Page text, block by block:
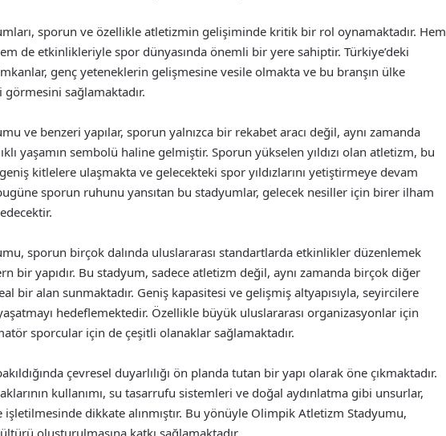
sporun ve özellikle atletizmin gelişiminde kritik bir rol oynamaktadır. Hem
de etkinlikleriyle spor dünyasında önemli bir yere sahiptir. Türkiye’deki
genç yeteneklerin gelişmesine vesile olmakta ve bu branşın ülke
sağlamaktadır.
ve benzeri yapılar, sporun yalnızca bir rekabet aracı değil, aynı zamanda
yaşamın sembolü haline gelmiştir. Sporun yükselen yıldızı olan atletizm, bu
kitlelere ulaşmakta ve gelecekteki spor yıldızlarını yetiştirmeye devam
sporun ruhunu yansıtan bu stadyumlar, gelecek nesiller için birer ilham
sporun birçok dalında uluslararası standartlarda etkinlikler düzenlemek
bir yapıdır. Bu stadyum, sadece atletizm değil, aynı zamanda birçok diğer
bir alan sunmaktadır. Geniş kapasitesi ve gelişmiş altyapısıyla, seyircilere
hedeflemektedir. Özellikle büyük uluslararası organizasyonlar için
sporcular için de çeşitli olanaklar sağlamaktadır.
çevresel duyarlılığı ön planda tutan bir yapı olarak öne çıkmaktadır.
kullanımı, su tasarrufu sistemleri ve doğal aydınlatma gibi unsurlar,
işletilmesinde dikkate alınmıştır. Bu yönüyle Olimpik Atletizm Stadyumu,
oluşturulmasına katkı sağlamaktadır.